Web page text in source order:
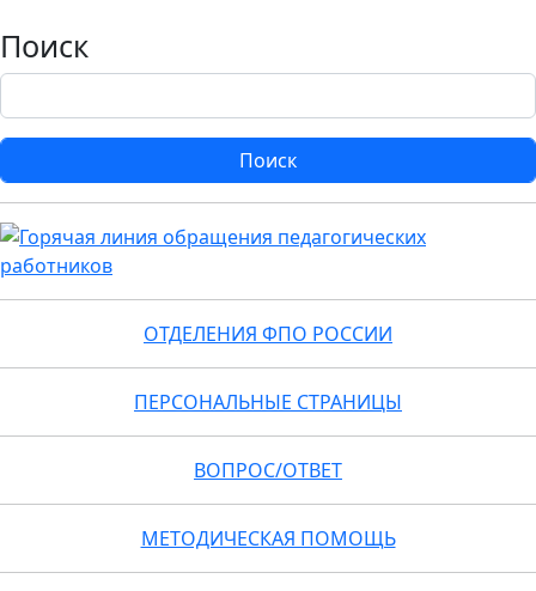
Поиск
Поиск
ОТДЕЛЕНИЯ ФПО РОССИИ
ПЕРСОНАЛЬНЫЕ СТРАНИЦЫ
ВОПРОС/ОТВЕТ
МЕТОДИЧЕСКАЯ ПОМОЩЬ